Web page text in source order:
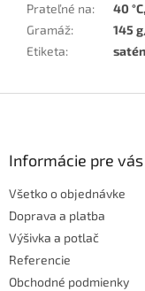
Prateľné na:
40
Gramáž:
145
Etiketa:
Informácie pre vás
Všetko o objednávke
Doprava a platba
Výšivka a potlač
Referencie
Obchodné podmienky